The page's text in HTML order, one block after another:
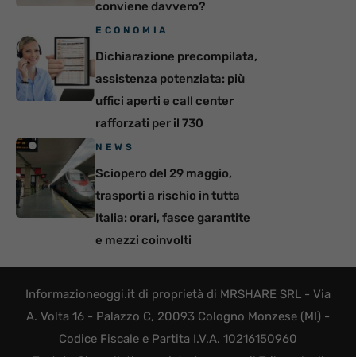
conviene davvero?
ECONOMIA
Dichiarazione precompilata,
assistenza potenziata: più
uffici aperti e call center
rafforzati per il 730
NEWS
Sciopero del 29 maggio,
trasporti a rischio in tutta
Italia: orari, fasce garantite
e mezzi coinvolti
Informazioneoggi.it di proprietà di MRSHARE SRL - Via
A. Volta 16 - Palazzo C, 20093 Cologno Monzese (MI) -
Codice Fiscale e Partita I.V.A. 10216150960